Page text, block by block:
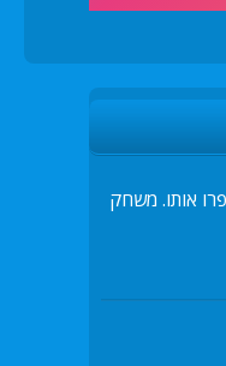
אותו. משחק